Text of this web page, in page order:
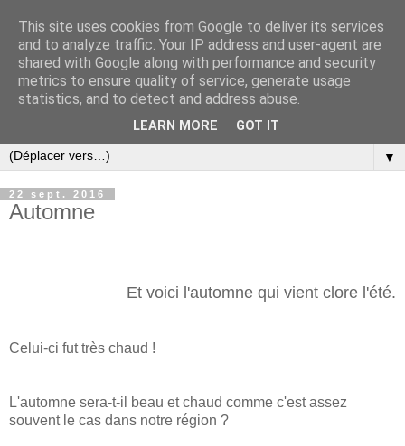
▼
22 sept. 2016
Automne
Et voici l'automne qui vient clore l'été.
Celui-ci fut très chaud !
L'automne sera-t-il beau et chaud comme c'est assez
souvent le cas dans notre région ?
This site uses cookies from Google to deliver its services
and to analyze traffic. Your IP address and user-agent are
shared with Google along with performance and security
metrics to ensure quality of service, generate usage
statistics, and to detect and address abuse.
LEARN MORE GOT IT